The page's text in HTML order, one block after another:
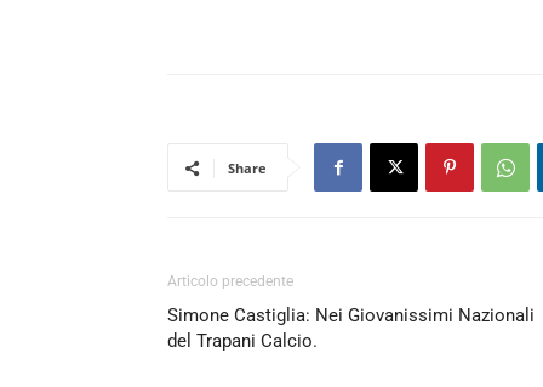
Share
Articolo precedente
Simone Castiglia: Nei Giovanissimi Nazionali
del Trapani Calcio.